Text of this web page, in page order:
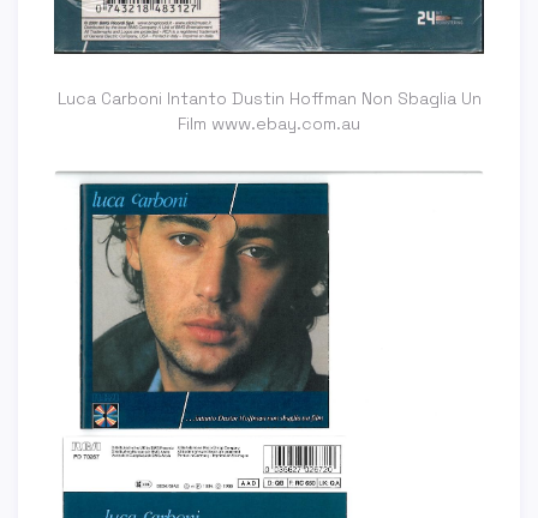
Luca Carboni Intanto Dustin Hoffman Non Sbaglia Un
Film www.ebay.com.au